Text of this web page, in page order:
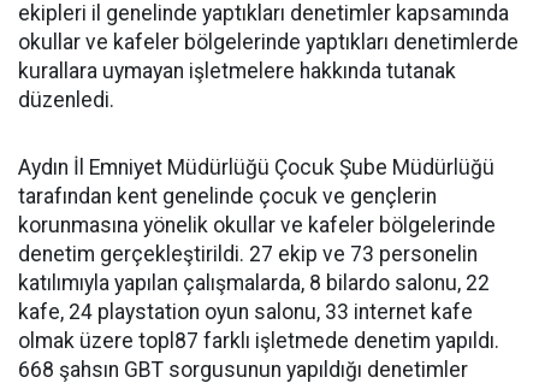
ekipleri il genelinde yaptıkları denetimler kapsamında
okullar ve kafeler bölgelerinde yaptıkları denetimlerde
kurallara uymayan işletmelere hakkında tutanak
düzenledi.
Aydın İl Emniyet Müdürlüğü Çocuk Şube Müdürlüğü
tarafından kent genelinde çocuk ve gençlerin
korunmasına yönelik okullar ve kafeler bölgelerinde
denetim gerçekleştirildi. 27 ekip ve 73 personelin
katılımıyla yapılan çalışmalarda, 8 bilardo salonu, 22
kafe, 24 playstation oyun salonu, 33 internet kafe
olmak üzere topl87 farklı işletmede denetim yapıldı.
668 şahsın GBT sorgusunun yapıldığı denetimler